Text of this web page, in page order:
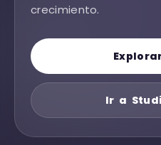
crecimiento.
Ir a